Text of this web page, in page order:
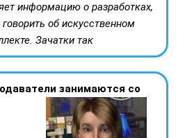
информацию о разработках,
об искусственном
Зачатки так
занимаются со